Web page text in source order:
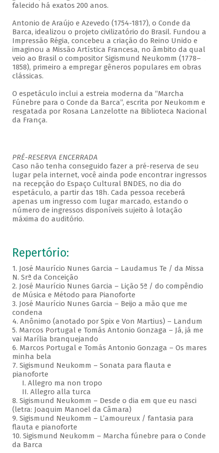
falecido há exatos 200 anos.
Antonio de Araújo e Azevedo (1754-1817), o Conde da
Barca, idealizou o projeto civilizatório do Brasil. Fundou a
Impressão Régia, concebeu a criação do Reino Unido e
imaginou a Missão Artística Francesa, no âmbito da qual
veio ao Brasil o compositor Sigismund Neukomm (1778–
1858), primeiro a empregar gêneros populares em obras
clássicas.
O espetáculo inclui a estreia moderna da “Marcha
Fúnebre para o Conde da Barca”, escrita por Neukomm e
resgatada por Rosana Lanzelotte na Biblioteca Nacional
da França.
PRÉ-RESERVA ENCERRADA
Caso não tenha conseguido fazer a pré-reserva de seu
lugar pela internet, você ainda pode encontrar ingressos
na recepção do Espaço Cultural BNDES, no dia do
espetáculo, a partir das 18h. Cada pessoa receberá
apenas um ingresso com lugar marcado, estando o
número de ingressos disponíveis sujeito à lotação
máxima do auditório.
Repertório:
1. José Maurício Nunes Garcia – Laudamus Te / da Missa
N. Srª da Conceição
2. José Maurício Nunes Garcia – Lição 5ª / do compêndio
de Música e Método para Pianoforte
3. José Maurício Nunes Garcia – Beijo a mão que me
condena
4. Anônimo (anotado por Spix e Von Martius) – Landum
5. Marcos Portugal e Tomás Antonio Gonzaga – Já, já me
vai Marília branquejando
6. Marcos Portugal e Tomás Antonio Gonzaga – Os mares
minha bela
7. Sigismund Neukomm – Sonata para flauta e
pianoforte
I. Allegro ma non tropo
II. Allegro alla turca
8. Sigismund Neukomm – Desde o dia em que eu nasci
(letra: Joaquim Manoel da Câmara)
9. Sigismund Neukomm – L’amoureux / fantasia para
flauta e pianoforte
10. Sigismund Neukomm – Marcha fúnebre para o Conde
da Barca